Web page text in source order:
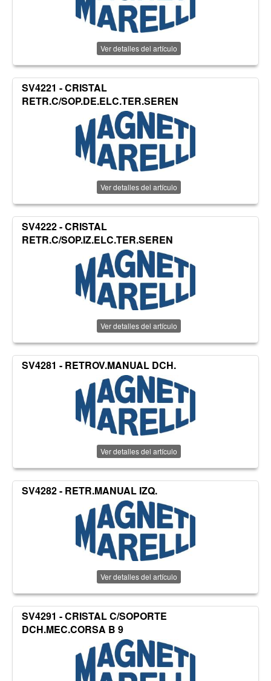
Ver detalles del artículo
SV4221 - CRISTAL
RETR.C/SOP.DE.ELC.TER.SEREN
Ver detalles del artículo
SV4222 - CRISTAL
RETR.C/SOP.IZ.ELC.TER.SEREN
Ver detalles del artículo
SV4281 - RETROV.MANUAL DCH.
Ver detalles del artículo
SV4282 - RETR.MANUAL IZQ.
Ver detalles del artículo
SV4291 - CRISTAL C/SOPORTE
DCH.MEC.CORSA B 9